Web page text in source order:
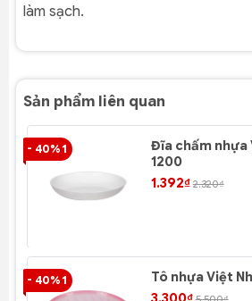
làm sạch.
Sản phẩm liên quan
- 40% 1
Đĩa chấm nhựa
1200
1.392₫ 2.320₫
- 40% 1
Tô nhựa Việt